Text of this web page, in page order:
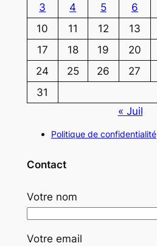
3
4 5 6
10
11 12 13
17
18 19 20
24
25 26 27
31
« Juil
Politique de confidentialité
Contact
Votre nom
Votre email